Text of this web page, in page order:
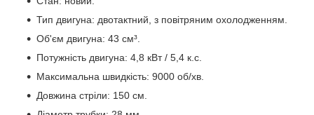
Тип двигуна: двотактний, з повітряним охолодженням.
Об'єм двигуна: 43 см³.
Потужність двигуна: 4,8 кВт / 5,4 к.с.
Максимальна швидкість: 9000 об/хв.
Довжина стріли: 150 см.